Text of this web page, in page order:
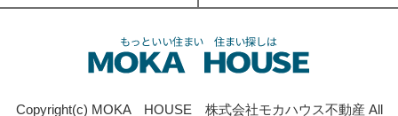
Copyright(c) MOKA HOUSE 株式会社モカハウス不動産 All